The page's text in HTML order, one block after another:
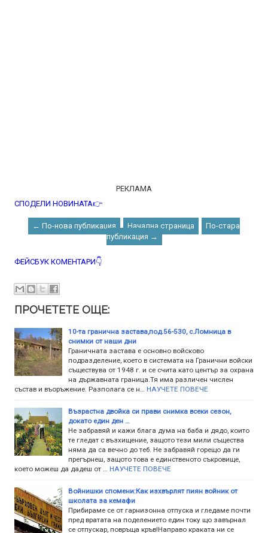
РЕКЛАМА
СПОДЕЛИ НОВИНАТА👉
← По-нова публикация Начална страница
По-стара
публикация →
ФЕЙСБУК КОМЕНТАРИ👇
ПРОЧЕТЕТЕ ОЩЕ:
10-та гранична застава,под.56-530, с.Ломница в
снимки от наши дни
Граничната застава е основно войсково
подразделение, което в системата на Гранични войски
съществува от 1948 г. и се счита като център за охрана
на държавната граница.Тя има различен числен
състав и въоръжение. Разполага се н…
НАУЧЕТЕ ПОВЕЧЕ
Възрастна двойка си прави снимка всеки сезон,
докато един ден …
Не забравяй и кажи блага дума на баба и дядо, които
те гледат с възхищение, защото тези мили същества
няма да са вечно до теб. Не забравяй горещо да ги
прегърнеш, защото това е единственото съкровище,
което можеш да дадеш от …
НАУЧЕТЕ ПОВЕЧЕ
Войнишки спомени:Как изхвърлят пиян войник от
школата за кемафи
Прибираме се от гарнизонна отпуска и гледаме почти
пред вратата на поделението един току що завърнал
се отпускар, повръща кръв!Направо краката ни се